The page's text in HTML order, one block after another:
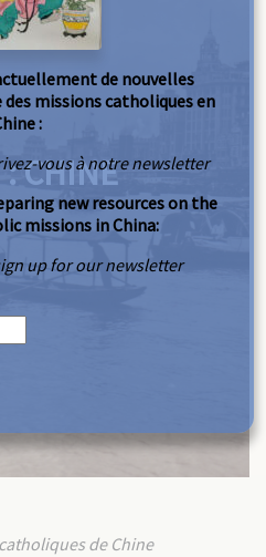
CHINE
de Chine
de nouvelles
missions catholiques en
:
vous à notre newsletter
new resources on the
missions in China:
up for our newsletter